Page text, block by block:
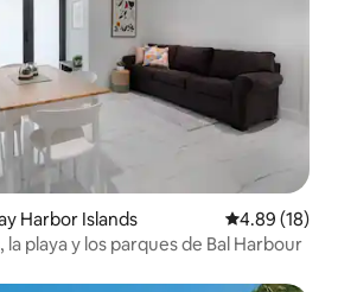
Harbor Islands Calificación
4.89 (18)
la playa y los parques de Bal Harbour